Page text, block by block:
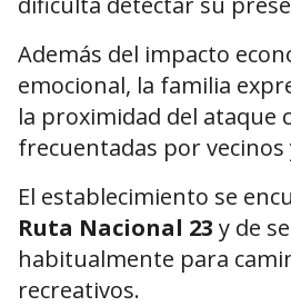
Además del impacto
emocional, la familia
la proximidad del ataque
frecuentadas por vecinos
El establecimiento se
Ruta Nacional 23 y de
habitualmente para
recreativos.